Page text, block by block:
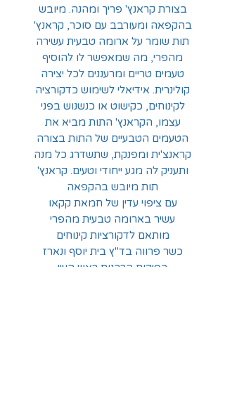
בצורת קראנץ' פריך ומהנה. מיובש
בהקפאה ומעורבב עם סוכר, קראנץ'
תות שומר על ארומה טבעית עשירה
מהפרי, מה שמאפשר לו להוסיף
טעמים טריים ומרעננים לכל יצירה
קולינרית. אידיאלי לשימוש כדקורציה
לקינוחים, כקישוט או כנשנוש בפני
עצמו, הקראנץ' התות מביא את
הטעמים הטבעיים של התות בצורה
קראנצ'ית ומפנקת, שתשדרג כל מנה
ותעניק לה מגע ייחודי וטעים. קראנץ'
תות מיובש בהקפאה
עם ציפוי עדין של חמאת קקאו
עשיר בארומה טבעית מהפרי
מותאם לדקורציות קינוחים
כשר פרווה בד"ץ בית יוסף ונארז
בפיקוח הרבנות ראש העין